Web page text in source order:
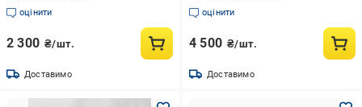
оцінити
2 300 ₴/шт.
Доставимо
оцінити
4 500 ₴/шт.
Доставимо